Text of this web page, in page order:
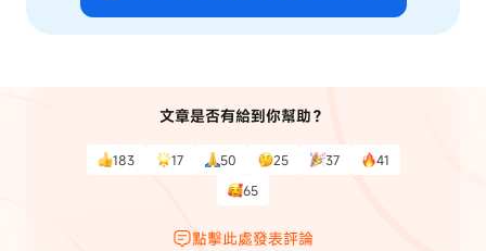
文章是否有給到你幫助？
183 17 50 25 37
41
65
點擊此處發表評論